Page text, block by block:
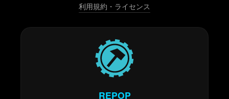
利用規約・ライセンス
REPOP